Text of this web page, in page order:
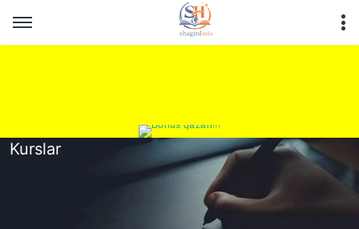
Kurslar